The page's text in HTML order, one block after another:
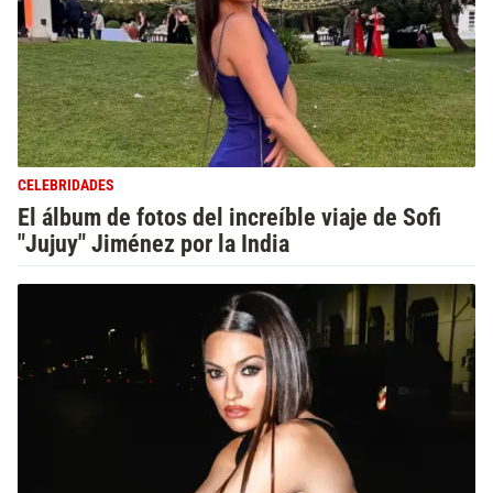
CELEBRIDADES
El álbum de fotos del increíble viaje de Sofi
"Jujuy" Jiménez por la India